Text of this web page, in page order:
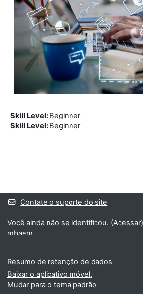
Skill Level: Beginner
Skill Level: Beginner
Contate o suporte do site
Você ainda não se identificou. (Acessar)
mbaem
Resumo de retenção de dados
Baixar o aplicativo móvel.
Mudar para o tema padrão